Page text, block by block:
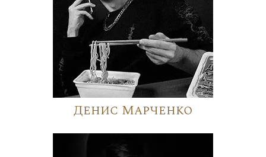
Денис Марченко